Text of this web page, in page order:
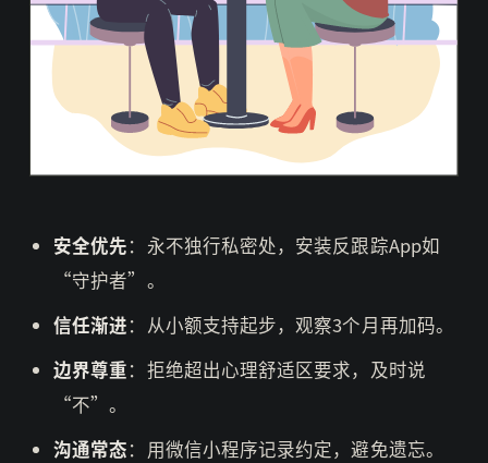
安全优先：永不独行私密处，安装反跟踪App如
“守护者”。
信任渐进：从小额支持起步，观察3个月再加码。
边界尊重：拒绝超出心理舒适区要求，及时说
“不”。
沟通常态：用微信小程序记录约定，避免遗忘。